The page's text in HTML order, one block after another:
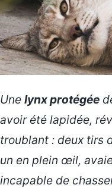
Une lynx protégée
avoir été lapidée,
troublant : deux tirs
un en plein œil,
incapable de